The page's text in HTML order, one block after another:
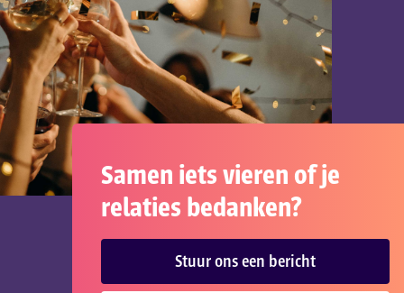
Samen iets vieren of je
relaties bedanken?
Stuur ons een bericht